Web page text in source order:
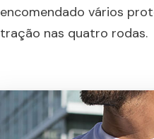
encomendado vários
tração nas quatro rodas.